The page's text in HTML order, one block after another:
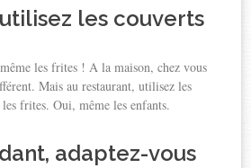
les couverts
les frites ! A la maison, chez vous
Mais au restaurant, utilisez les
frites. Oui, même les enfants.
adaptez-vous